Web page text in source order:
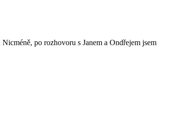
po rozhovoru s Janem a Ondřejem jsem